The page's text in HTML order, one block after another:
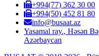
+994(77) 362 30 00
+994(50) 452 81 80
info@busaat.az
Yasamal ray., Həsən
Azərbaycan